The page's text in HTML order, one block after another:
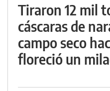
Tiraron 12 mil
cáscaras de
campo seco
floreció un